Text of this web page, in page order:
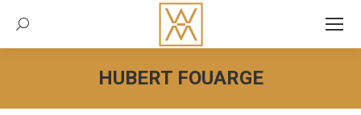
Recherche:
HUBERT FOUARGE
Vous êtes ici :